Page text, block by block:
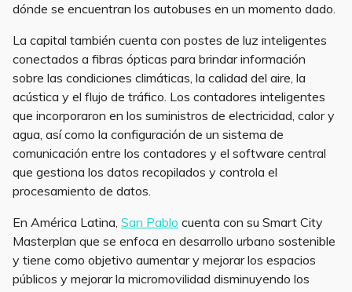
dónde se encuentran los autobuses en un momento dado.
La capital también cuenta con postes de luz inteligentes
conectados a fibras ópticas para brindar información
sobre las condiciones climáticas, la calidad del aire, la
acústica y el flujo de tráfico. Los contadores inteligentes
que incorporaron en los suministros de electricidad, calor y
agua, así como la configuración de un sistema de
comunicación entre los contadores y el software central
que gestiona los datos recopilados y controla el
procesamiento de datos.
En América Latina, San Pablo cuenta con su Smart City
Masterplan que se enfoca en desarrollo urbano sostenible
y tiene como objetivo aumentar y mejorar los espacios
públicos y mejorar la micromovilidad disminuyendo los